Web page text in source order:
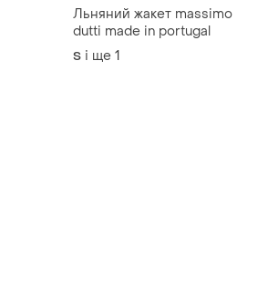
Льняний жакет massimo
dutti made in portugal
S і ще 1